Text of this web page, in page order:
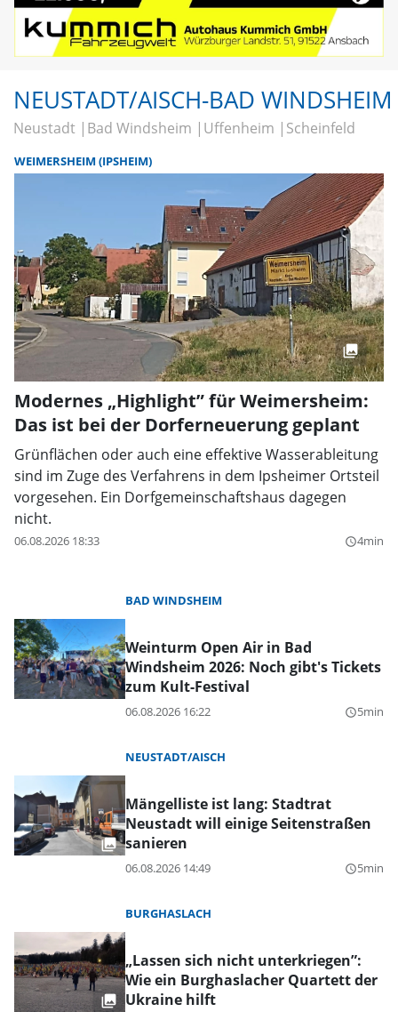
NEUSTADT/AISCH-BAD WINDSHEIM
Neustadt Bad Windsheim Uffenheim Scheinfeld
WEIMERSHEIM (IPSHEIM)
Modernes „Highlight” für Weimersheim:
Das ist bei der Dorferneuerung geplant
Grünflächen oder auch eine effektive Wasserableitung
sind im Zuge des Verfahrens in dem Ipsheimer Ortsteil
vorgesehen. Ein Dorfgemeinschaftshaus dagegen
nicht.
06.08.2026 18:33 query_builder4min
BAD WINDSHEIM
Weinturm Open Air in Bad
Windsheim 2026: Noch gibt's Tickets
zum Kult-Festival
06.08.2026 16:22 query_builder5min
NEUSTADT/AISCH
Mängelliste ist lang: Stadtrat
Neustadt will einige Seitenstraßen
sanieren
06.08.2026 14:49 query_builder5min
BURGHASLACH
„Lassen sich nicht unterkriegen”:
Wie ein Burghaslacher Quartett der
Ukraine hilft